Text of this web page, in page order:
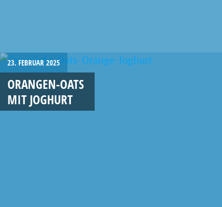
23. FEBRUAR 2025
ORANGEN-OATS
MIT JOGHURT